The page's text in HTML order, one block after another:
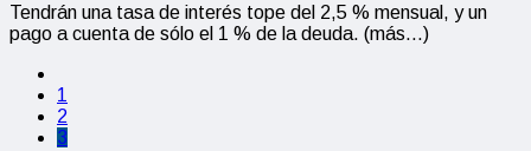
Tendrán una tasa de interés tope del 2,5 % mensual, y un
pago a cuenta de sólo el 1 % de la deuda. (más…)
1
2
3